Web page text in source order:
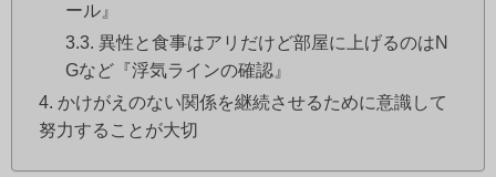
ール』
異性と食事はアリだけど部屋に上げるのはN
Gなど『浮気ラインの確認』
かけがえのない関係を継続させるために意識して
努力することが大切